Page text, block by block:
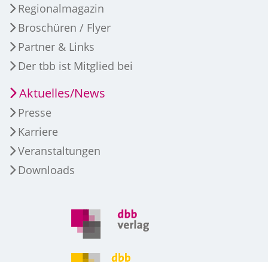
Regionalmagazin
Broschüren / Flyer
Partner & Links
Der tbb ist Mitglied bei
Aktuelles/News
Presse
Karriere
Veranstaltungen
Downloads